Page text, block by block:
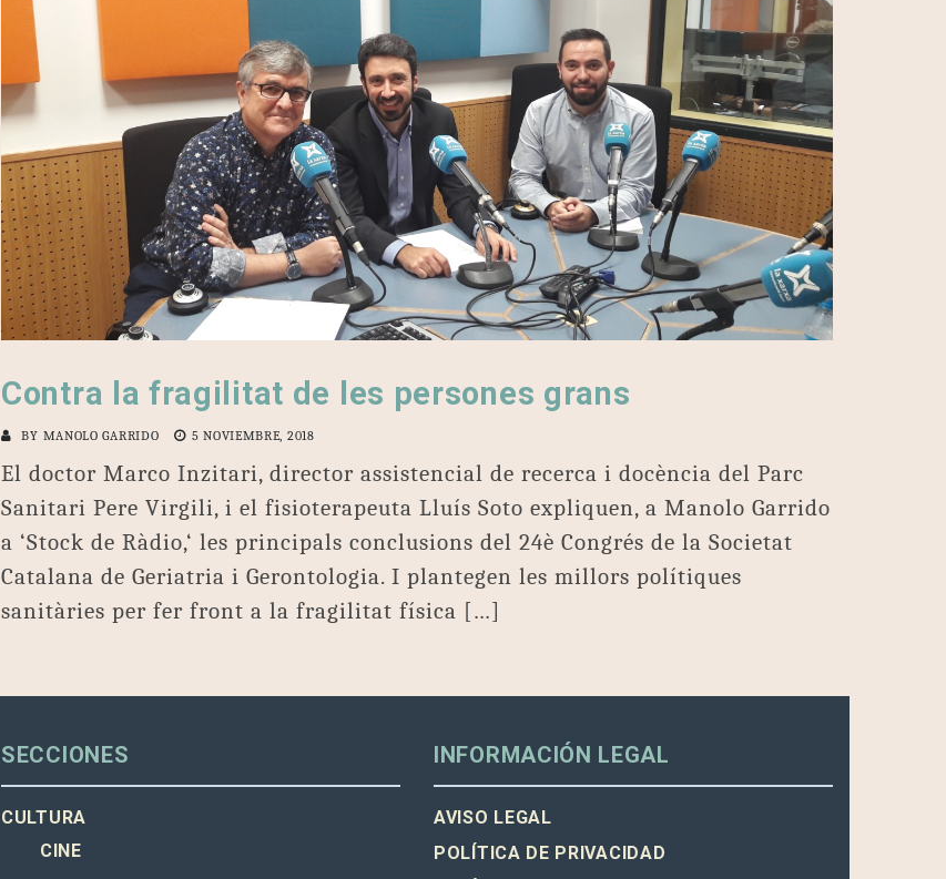
Contra la fragilitat de les persones grans
BY MANOLO GARRIDO 5 NOVIEMBRE, 2018
El doctor Marco Inzitari, director assistencial de recerca i docència del Parc
Sanitari Pere Virgili, i el fisioterapeuta Lluís Soto expliquen, a Manolo Garrido
a ‘Stock de Ràdio,‘ les principals conclusions del 24è Congrés de la Societat
Catalana de Geriatria i Gerontologia. I plantegen les millors polítiques
sanitàries per fer front a la fragilitat física […]
SECCIONES
CULTURA
CINE
INFORMACIÓN LEGAL
AVISO LEGAL
POLÍTICA DE PRIVACIDAD